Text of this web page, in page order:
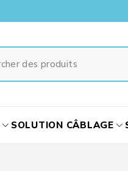
SOLUTION CÂBLAGE